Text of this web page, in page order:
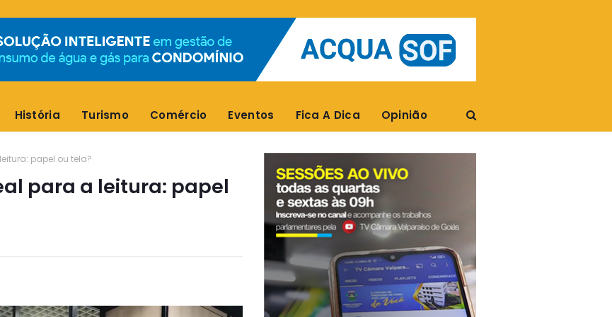
História Turismo Comércio Eventos Fica A Dica Opinião
papel ou tela?
para a leitura: papel